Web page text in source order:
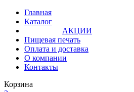
Главная
Каталог
АКЦИИ
Пищевая печать
Оплата и доставка
О компании
Контакты
Корзина